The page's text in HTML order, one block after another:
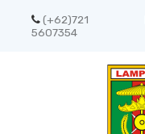
(+62)721
5607354